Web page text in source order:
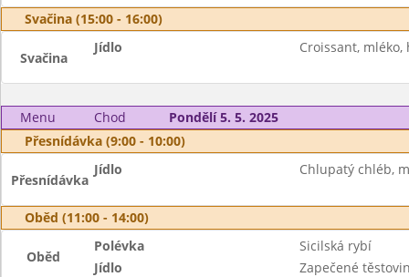
Svačina (15:00 - 16:00)
Svačina
Jídlo Croissant, mléko,
Menu Chod
Pondělí 5. 5. 2025
Přesnídávka (9:00 - 10:00)
Přesnídávka
Jídlo Chlupatý chléb,
Oběd (11:00 - 14:00)
Oběd
Polévka
Sicilská rybí
Jídlo
Zapečené